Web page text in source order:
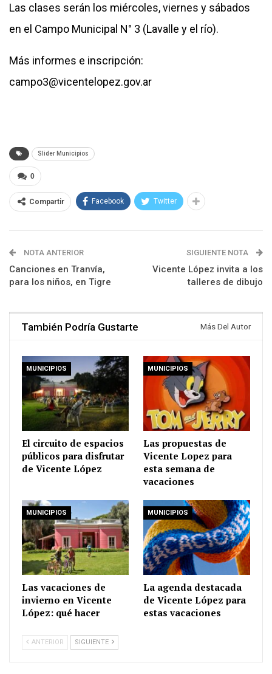
Las clases serán los miércoles, viernes y sábados
en el Campo Municipal N° 3 (Lavalle y el río).
Más informes e inscripción:
campo3@vicentelopez.gov.ar
Slider Municipios
0
Compartir Facebook Twitter
NOTA ANTERIOR
Canciones en Tranvía,
para los niños, en Tigre
SIGUIENTE NOTA
Vicente López invita a los
talleres de dibujo
También Podría Gustarte Más Del Autor
MUNICIPIOS
El circuito de espacios
públicos para disfrutar
de Vicente López
MUNICIPIOS
Las propuestas de
Vicente Lopez para
esta semana de
vacaciones
MUNICIPIOS
Las vacaciones de
invierno en Vicente
López: qué hacer
MUNICIPIOS
La agenda destacada
de Vicente López para
estas vacaciones
ANTERIOR SIGUIENTE